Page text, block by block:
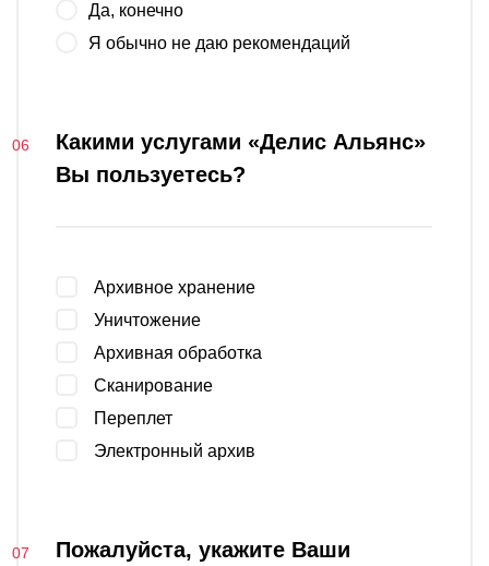
Да, конечно
Я обычно не даю рекомендаций
Какими услугами «Делис Альянс»
Вы пользуетесь?
Архивное хранение
Уничтожение
Архивная обработка
Сканирование
Переплет
Электронный архив
Пожалуйста, укажите Ваши